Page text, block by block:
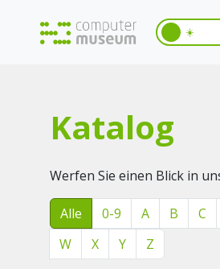
☀️
Katalog
Werfen Sie einen Blick in
Alle 0-9 A B C
W
X Y Z